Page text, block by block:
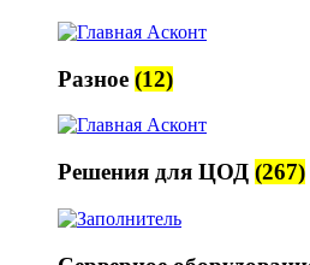
Разное (12)
Решения для ЦОД (267)